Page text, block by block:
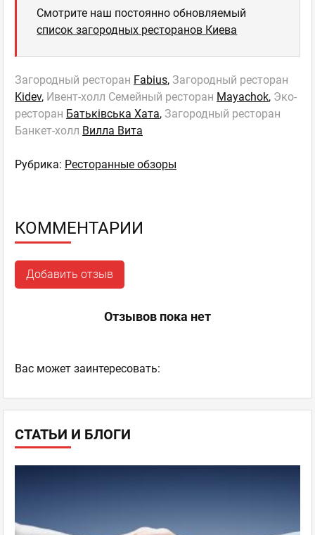
СТАТЬИ И БЛОГИ
Смотрите наш постоянно обновляемый
список загородных ресторанов Киева
Загородный ресторан Fabius, Загородный ресторан
Kidev, Ивент-холл Семейный ресторан Mayachok, Эко-
ресторан Батьківська Хата, Загородный ресторан
Банкет-холл Вилла Вита
Рубрика: Ресторанные обзоры
КОММЕНТАРИИ
Добавить отзыв
Отзывов пока нет
Ваc может заинтересовать: